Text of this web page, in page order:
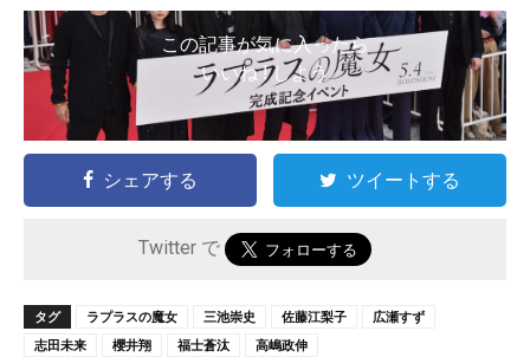
この記事が気に入ったら
いいね ! しよう
シェアする ツイートする
Twitter で
タグ ラプラスの魔女 三池崇史 佐藤江梨子
広瀬すず
志田未来
櫻井翔 福士蒼汰 高嶋政伸